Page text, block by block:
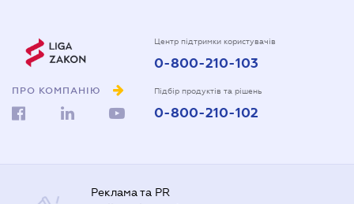
ПРО КОМПАНІЮ
Центр підтримки користувачів
0-800-210-103
Підбір продуктів та рішень
0-800-210-102
Реклама та PR